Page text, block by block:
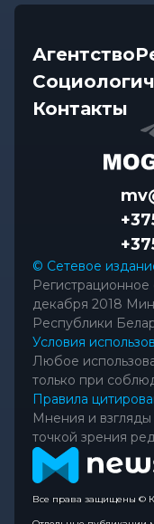
Агентство
Контакты
© Сетевое
декабря 2018
Республики
Условия
Любое
только при
Правила
Мнения и
точкой зрения
Все права защищены ©